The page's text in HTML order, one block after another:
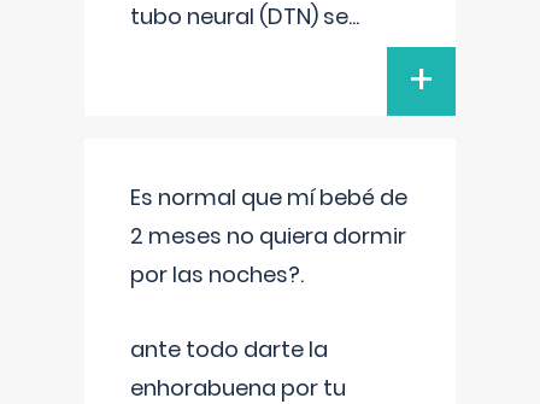
tubo neural (DTN) se...
+
Es normal que mí bebé de
2 meses no quiera dormir
por las noches?.
ante todo darte la
enhorabuena por tu